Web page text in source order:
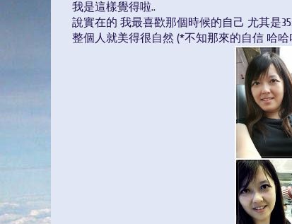
我是這樣覺得啦..
說實在的 我最喜歡那個時候的自己 尤其是
整個人就美得很自然 (*不知那來的自信 哈哈